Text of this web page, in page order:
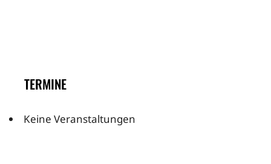
TERMINE
Keine Veranstaltungen